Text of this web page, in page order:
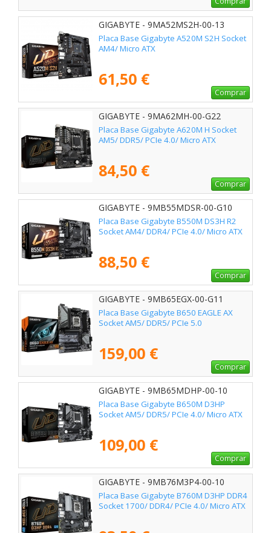
GIGABYTE - 9MA52MS2H-00-13
Placa Base Gigabyte A520M S2H Socket
AM4/ Micro ATX
61,50 €
Comprar
GIGABYTE - 9MA62MH-00-G22
Placa Base Gigabyte A620M H Socket
AM5/ DDR5/ PCIe 4.0/ Micro ATX
84,50 €
Comprar
GIGABYTE - 9MB55MDSR-00-G10
Placa Base Gigabyte B550M DS3H R2
Socket AM4/ DDR4/ PCIe 4.0/ Micro ATX
88,50 €
Comprar
GIGABYTE - 9MB65EGX-00-G11
Placa Base Gigabyte B650 EAGLE AX
Socket AM5/ DDR5/ PCIe 5.0
159,00 €
Comprar
GIGABYTE - 9MB65MDHP-00-10
Placa Base Gigabyte B650M D3HP
Socket AM5/ DDR5/ PCIe 4.0/ Micro ATX
109,00 €
Comprar
GIGABYTE - 9MB76M3P4-00-10
Placa Base Gigabyte B760M D3HP DDR4
Socket 1700/ DDR4/ PCIe 4.0/ Micro ATX